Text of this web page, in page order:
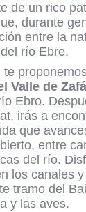
de un rico
durante
entre la
río Ebre.
te
Valle de
Ebro.
irás a
que
entre
del río.
los canales
tramo del
y las aves.